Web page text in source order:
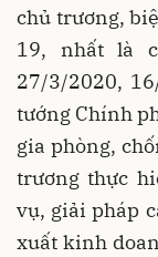
chủ trương,
19, nhất là
27/3/2020,
tướng Chính
gia phòng,
trương thực
vụ, giải pháp
xuất kinh